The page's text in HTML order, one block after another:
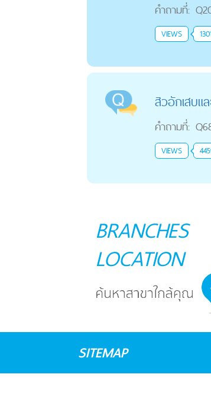
คำถามที่:
VIEWS
สิวอักเสบแ
คำถามที่:
VIEWS
BRANCHES
LOCATION
SITEMAP